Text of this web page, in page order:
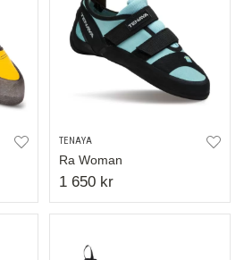
TENAYA
Ra Woman
1 650 kr